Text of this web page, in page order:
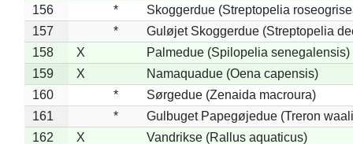
156
*
Skoggerdue (Streptopelia
157
*
Guløjet Skoggerdue (Streptopelia
158
X
Palmedue (Spilopelia senegalensis)
159
X
Namaquadue (Oena capensis)
160
*
Sørgedue (Zenaida macroura)
161
*
Gulbuget Papegøjedue (Treron
162
X
Vandrikse (Rallus aquaticus)